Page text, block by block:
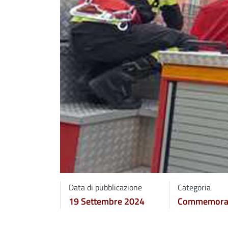
Data di pubblicazione
19 Settembre 2024
Categoria